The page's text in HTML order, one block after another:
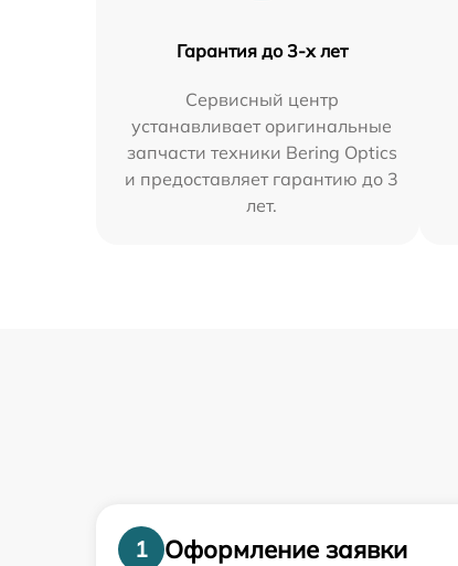
Гарантия до 3-х лет
Сервисный центр
устанавливает оригинальные
запчасти техники Bering Optics
и предоставляет гарантию до 3
лет.
1
Оформление заявки